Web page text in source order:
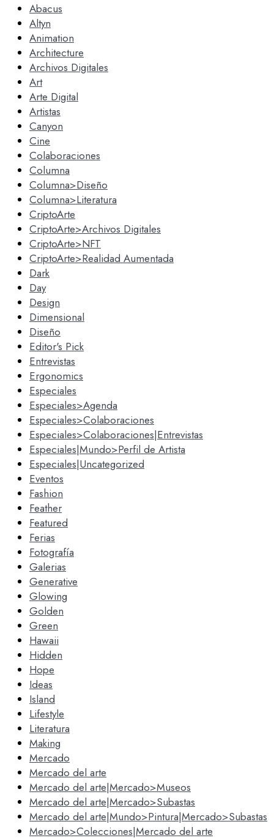
Abacus
Altyn
Animation
Architecture
Archivos Digitales
Art
Arte Digital
Artistas
Canyon
Cine
Colaboraciones
Columna
Columna>Diseño
Columna>Literatura
CriptoArte
CriptoArte>Archivos Digitales
CriptoArte>NFT
CriptoArte>Realidad Aumentada
Dark
Day
Design
Dimensional
Diseño
Editor's Pick
Entrevistas
Ergonomics
Especiales
Especiales>Agenda
Especiales>Colaboraciones
Especiales>Colaboraciones|Entrevistas
Especiales|Mundo>Perfil de Artista
Especiales|Uncategorized
Eventos
Fashion
Feather
Featured
Ferias
Fotografía
Galerias
Generative
Glowing
Golden
Green
Hawaii
Hidden
Hope
Ideas
Island
Lifestyle
Literatura
Making
Mercado
Mercado del arte
Mercado del arte|Mercado>Museos
Mercado del arte|Mercado>Subastas
Mercado del arte|Mundo>Pintura|Mercado>Subastas
Mercado>Colecciones|Mercado del arte